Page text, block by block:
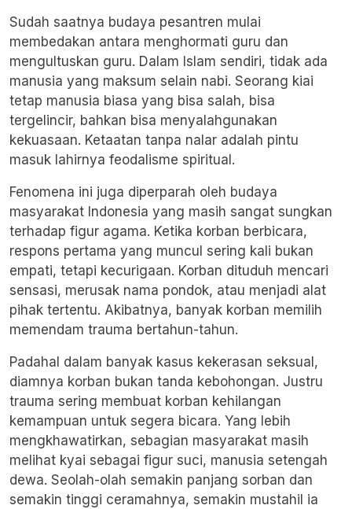
Sudah saatnya budaya pesantren mulai
membedakan antara menghormati guru dan
mengultuskan guru. Dalam Islam sendiri, tidak ada
manusia yang maksum selain nabi. Seorang kiai
tetap manusia biasa yang bisa salah, bisa
tergelincir, bahkan bisa menyalahgunakan
kekuasaan. Ketaatan tanpa nalar adalah pintu
masuk lahirnya feodalisme spiritual.
Fenomena ini juga diperparah oleh budaya
masyarakat Indonesia yang masih sangat sungkan
terhadap figur agama. Ketika korban berbicara,
respons pertama yang muncul sering kali bukan
empati, tetapi kecurigaan. Korban dituduh mencari
sensasi, merusak nama pondok, atau menjadi alat
pihak tertentu. Akibatnya, banyak korban memilih
memendam trauma bertahun-tahun.
Padahal dalam banyak kasus kekerasan seksual,
diamnya korban bukan tanda kebohongan. Justru
trauma sering membuat korban kehilangan
kemampuan untuk segera bicara. Yang lebih
mengkhawatirkan, sebagian masyarakat masih
melihat kyai sebagai figur suci, manusia setengah
dewa. Seolah-olah semakin panjang sorban dan
semakin tinggi ceramahnya, semakin mustahil ia